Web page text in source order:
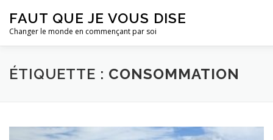
contenu
FAUT QUE JE VOUS DISE
Changer le monde en commençant par soi
CONTACT TOUS LES ARTICLES
ÉTIQUETTE : CONSOMMATION